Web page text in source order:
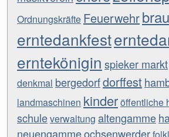
Ordnungskräfte Feuerwehr
erntedankfest
erntekönigin spieker markt
denkmal bergedorfdorffest
landmaschinen kinderöffentliche
schuleverwaltung altengamme
neuengammeochsenwerder